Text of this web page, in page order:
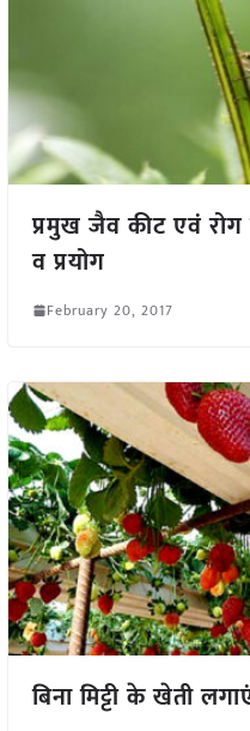
प्रमुख जैव कीट एवं रोग
व प्रयोग
February 20, 2017
बिना मिट्टी के खेती लगाएं